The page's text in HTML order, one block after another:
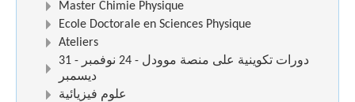
Master Chimie Physique
Ecole Doctorale en Sciences Physique
Ateliers
دورات تكوينية على منصة موودل - 24 نوفمبر - 31
ديسمبر
علوم فيزيائية